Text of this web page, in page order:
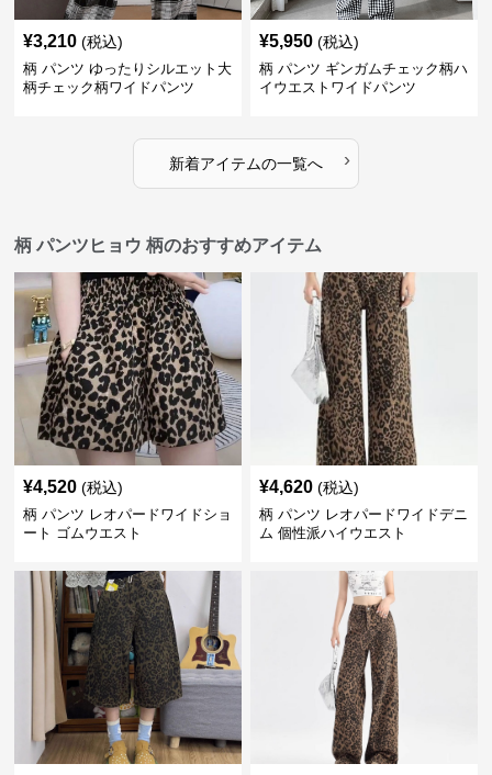
¥3,210 (税込)
柄 パンツ ゆったりシルエット大
柄チェック柄ワイドパンツ
¥5,950 (税込)
柄 パンツ ギンガムチェック柄ハ
イウエストワイドパンツ
新着アイテムの一覧へ ›
柄 パンツヒョウ 柄のおすすめアイテム
¥4,520 (税込)
柄 パンツ レオパードワイドショ
ート ゴムウエスト
¥4,620 (税込)
柄 パンツ レオパードワイドデニ
ム 個性派ハイウエスト